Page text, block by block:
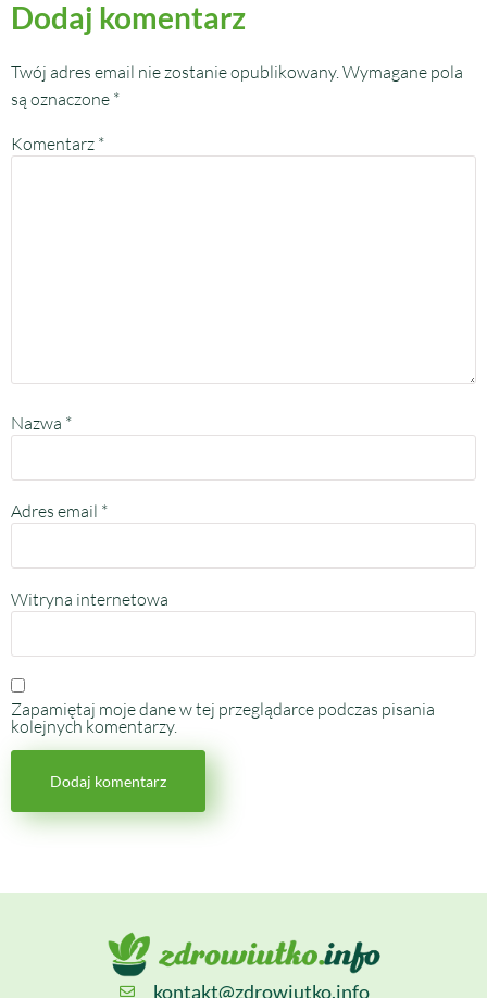
Dodaj komentarz
Twój adres email nie zostanie opublikowany. Wymagane pola
są oznaczone *
Komentarz *
Nazwa *
Adres email *
Witryna internetowa
Zapamiętaj moje dane w tej przeglądarce podczas pisania
kolejnych komentarzy.
kontakt@zdrowiutko.info